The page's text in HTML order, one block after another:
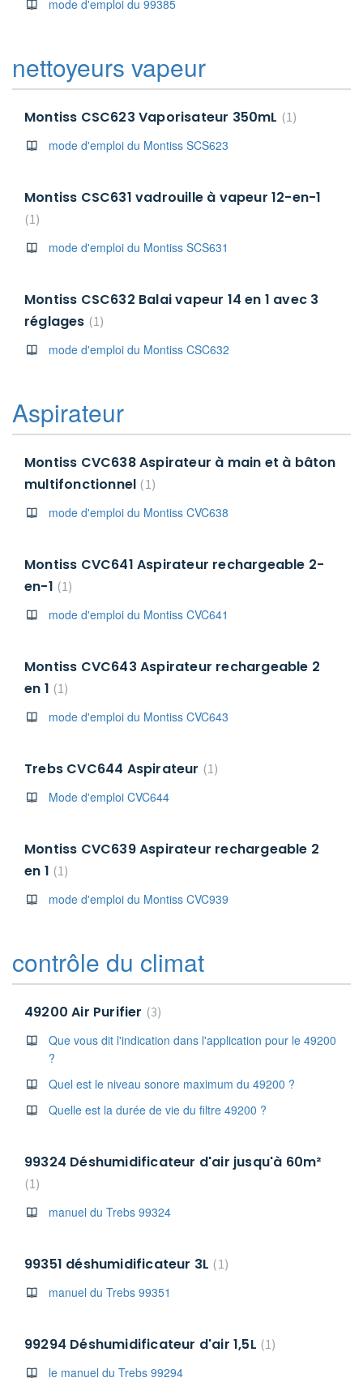
mode d'emploi du 99385
nettoyeurs vapeur
Montiss CSC623 Vaporisateur 350mL
1
mode d'emploi du Montiss SCS623
Montiss CSC631 vadrouille à vapeur 12-en-1
1
mode d'emploi du Montiss SCS631
Montiss CSC632 Balai vapeur 14 en 1 avec 3
réglages 1
mode d'emploi du Montiss CSC632
Aspirateur
Montiss CVC638 Aspirateur à main et à bâton
multifonctionnel 1
mode d'emploi du Montiss CVC638
Montiss CVC641 Aspirateur rechargeable 2-
en-1 1
mode d'emploi du Montiss CVC641
Montiss CVC643 Aspirateur rechargeable 2
en 1 1
mode d'emploi du Montiss CVC643
Trebs CVC644 Aspirateur
1
Mode d'emploi CVC644
Montiss CVC639 Aspirateur rechargeable 2
en 1 1
mode d'emploi du Montiss CVC939
contrôle du climat
49200 Air Purifier
3
Que vous dit l'indication dans l'application pour le 49200
?
Quel est le niveau sonore maximum du 49200 ?
Quelle est la durée de vie du filtre 49200 ?
99324 Déshumidificateur d'air jusqu'à 60m²
1
manuel du Trebs 99324
99351 déshumidificateur 3L
1
manuel du Trebs 99351
99294 Déshumidificateur d'air 1,5L 1
le manuel du Trebs 99294